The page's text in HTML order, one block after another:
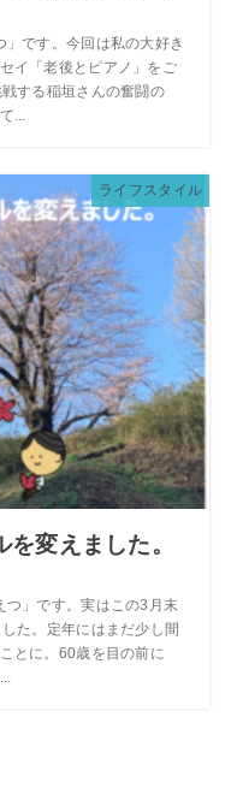
」です。今回は私の大好き
イ「老後とピアノ」をご
する稲垣さんの奮闘の
...
ライフスタイル
変えました。
つ」です。実はこの3月末
た。定年にはまだ少し間
とに。60歳を目の前に